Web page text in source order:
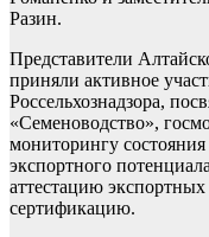
Разин.
Представители
приняли активное
Россельхознадзора,
«Семеноводство»,
мониторингу
экспортного
аттестацию
сертификацию.